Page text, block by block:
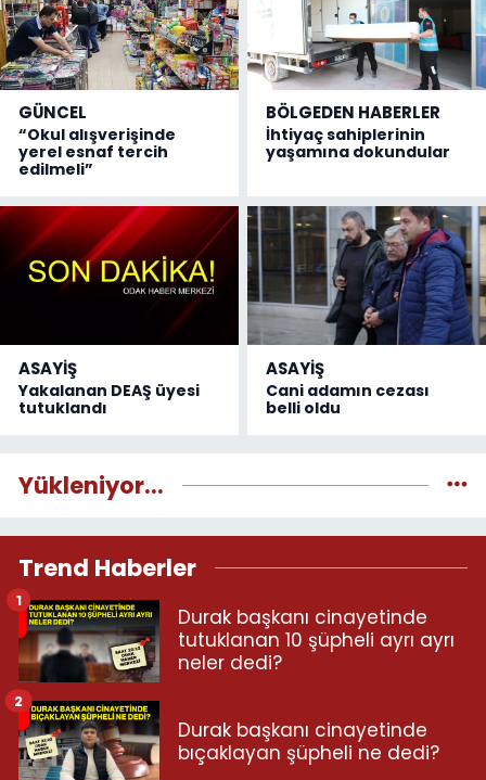
GÜNCEL
“Okul alışverişinde
yerel esnaf tercih
edilmeli”
BÖLGEDEN HABERLER
İhtiyaç sahiplerinin
yaşamına dokundular
ASAYİŞ
Yakalanan DEAŞ üyesi
tutuklandı
ASAYİŞ
Cani adamın cezası
belli oldu
Yükleniyor...
Trend Haberler
Durak başkanı cinayetinde
tutuklanan 10 şüpheli ayrı ayrı
neler dedi?
1
Durak başkanı cinayetinde
bıçaklayan şüpheli ne dedi?
2